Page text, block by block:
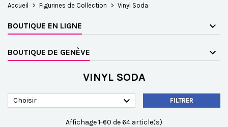
Accueil Figurines de Collection Vinyl Soda
BOUTIQUE EN LIGNE
BOUTIQUE DE GENÈVE
VINYL SODA
Choisir  FILTRER
Affichage 1-60 de 64 article(s)
Annuler Créer une liste d'envies